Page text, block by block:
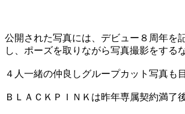
公開された写真には、デビュー８周年を
し、ポーズを取りながら写真撮影をする
４人一緒の仲良しグループカット写真も
ＢＬＡＣＫＰＩＮＫは昨年専属契約満